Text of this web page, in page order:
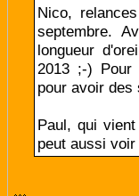
Nico,
septembre.
longueur
2013 ;-)
pour avoir
Paul, qui
peut aussi